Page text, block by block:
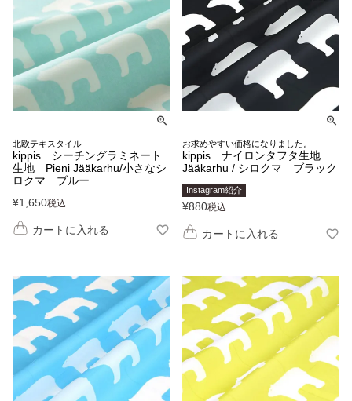
北欧テキスタイル
kippis シーチングラミネート
生地 Pieni Jääkarhu/小さなシ
ロクマ ブルー
¥1,650税込
カートに入れる
お求めやすい価格になりました。
kippis ナイロンタフタ生地
Jääkarhu / シロクマ ブラック
Instagram紹介
¥880税込
カートに入れる